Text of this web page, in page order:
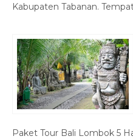
Kabupaten Tabanan.
Paket Tour Bali Lombok 5